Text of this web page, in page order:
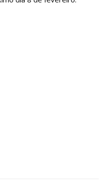
12
Acesso ao conteúdo
Acesso aos